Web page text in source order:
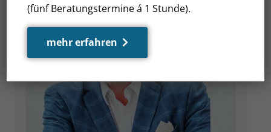
(fünf Beratungstermine á 1 Stunde).
mehr erfahren